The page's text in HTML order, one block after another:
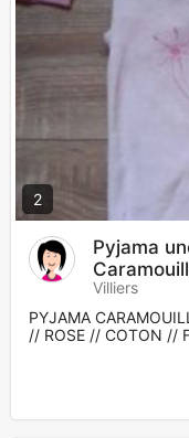
2
Pyjama
Villiers
PYJAMA
// ROSE // COTON //